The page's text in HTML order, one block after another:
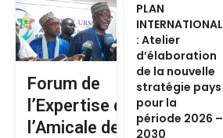
Forum de
l’Expertise de
l’Amicale des
PLAN
INTERNATIONAL
: Atelier
d’élaboration
de la nouvelle
stratégie pays
pour la
période 2026 –
2030